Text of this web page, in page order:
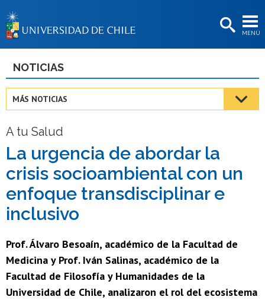
MENÚ
BIBLIOTECAS
Estudiantes
Funcionarias/os
Egresadas/os
NOTICIAS
MÁS NOTICIAS
A tu Salud
La urgencia de abordar la
crisis socioambiental con un
enfoque transdisciplinar e
inclusivo
Prof. Álvaro Besoaín, académico de la Facultad de
Medicina y Prof. Iván Salinas, académico de la
Facultad de Filosofía y Humanidades de la
Universidad de Chile, analizaron el rol del ecosistema